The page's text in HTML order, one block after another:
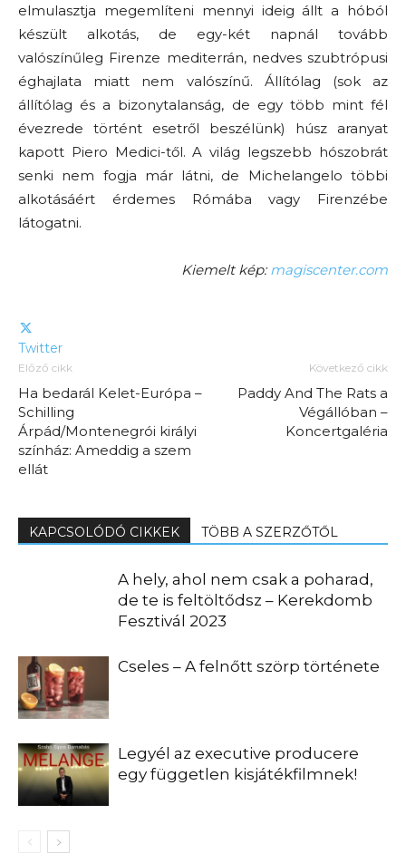
elmulasztja megemlíteni mennyi ideig állt a hóból
készült alkotás, de egy-két napnál tovább
valószínűleg Firenze mediterrán, nedves szubtrópusi
éghajlata miatt nem valószínű. Állítólag (sok az
állítólag és a bizonytalanság, de egy több mint fél
évezrede történt esetről beszélünk) húsz aranyat
kapott Piero Medici-től. A világ legszebb hószobrát
senki nem fogja már látni, de Michelangelo többi
alkotásáért érdemes Rómába vagy Firenzébe
látogatni.
Kiemelt kép:magiscenter.com
Twitter
Előző cikk
Ha bedarál Kelet-Európa –
Schilling
Árpád/Montenegrói királyi
színház: Ameddig a szem
ellát
Következő cikk
Paddy And The Rats a
Végállóban –
Koncertgaléria
KAPCSOLÓDÓ CIKKEK TÖBB A SZERZŐTŐL
A hely, ahol nem csak a poharad,
de te is feltöltődsz – Kerekdomb
Fesztivál 2023
Cseles – A felnőtt szörp története
Legyél az executive producere
egy független kisjátékfilmnek!